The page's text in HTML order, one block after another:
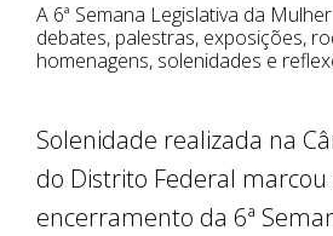
A 6ª Semana Legislativa da
debates, palestras, exposições,
homenagens, solenidades e
Solenidade realizada na
do Distrito Federal marcou
encerramento da 6ª